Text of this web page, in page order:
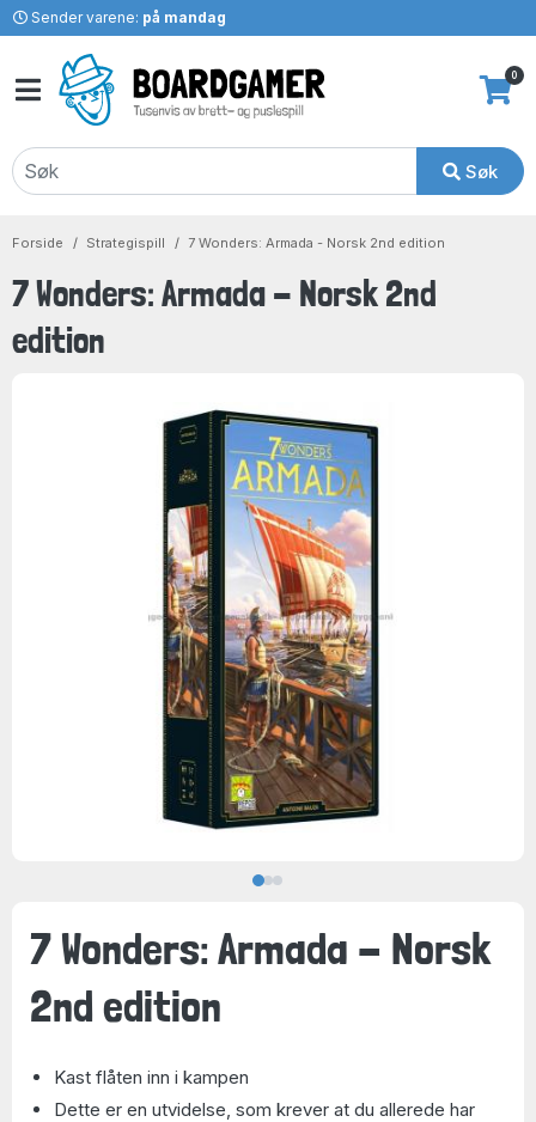
Sender varene: på mandag
Søk
0
Forside Strategispill 7 Wonders: Armada - Norsk 2nd edition
7 Wonders: Armada - Norsk 2nd
edition
7 Wonders: Armada - Norsk
2nd edition
Kast flåten inn i kampen
Dette er en utvidelse, som krever at du allerede har